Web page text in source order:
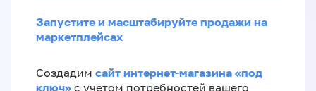
Запустите и масштабируйте продажи на
маркетплейсах
Создадим сайт интернет-магазина «под
ключ» с учетом потребностей вашего